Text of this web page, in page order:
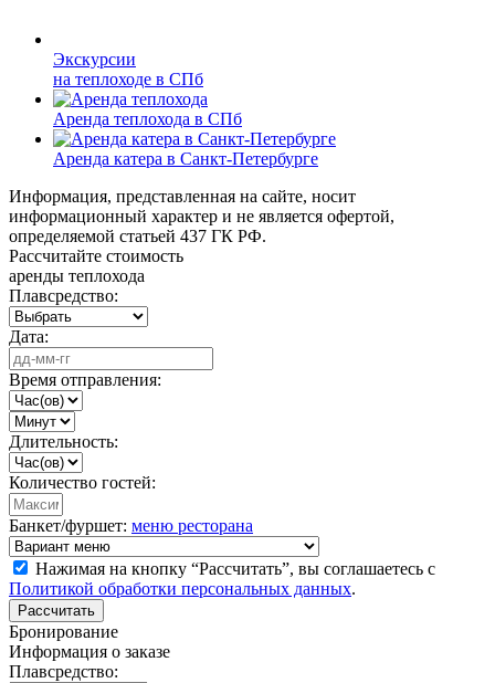
Экскурсии
на теплоходе в СПб
Аренда теплохода в СПб
Аренда катера в Санкт-Петербурге
Информация, представленная на сайте, носит
информационный характер и не является офертой,
определяемой статьей 437 ГК РФ.
Рассчитайте стоимость
аренды теплохода
Плавсредство:
Дата:
Время отправления:
Длительность:
Количество гостей:
Банкет/фуршет: меню ресторана
Нажимая на кнопку “Рассчитать”, вы соглашаетесь с
Политикой обработки персональных данных.
Рассчитать
Бронирование
Информация о заказе
Плавсредство: